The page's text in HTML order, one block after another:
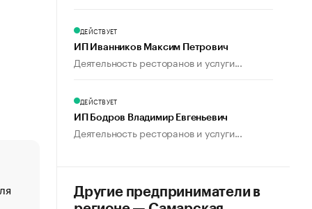
«От спорта тело стареет иначе». Как живет глава
создавшей GTA
ДЕЙСТВУЕТ
ИП Иванников Максим Петрович
Деятельность ресторанов и услуги...
ДЕЙСТВУЕТ
ИП Бодров Владимир Евгеньевич
Деятельность ресторанов и услуги...
Другие предприниматели в